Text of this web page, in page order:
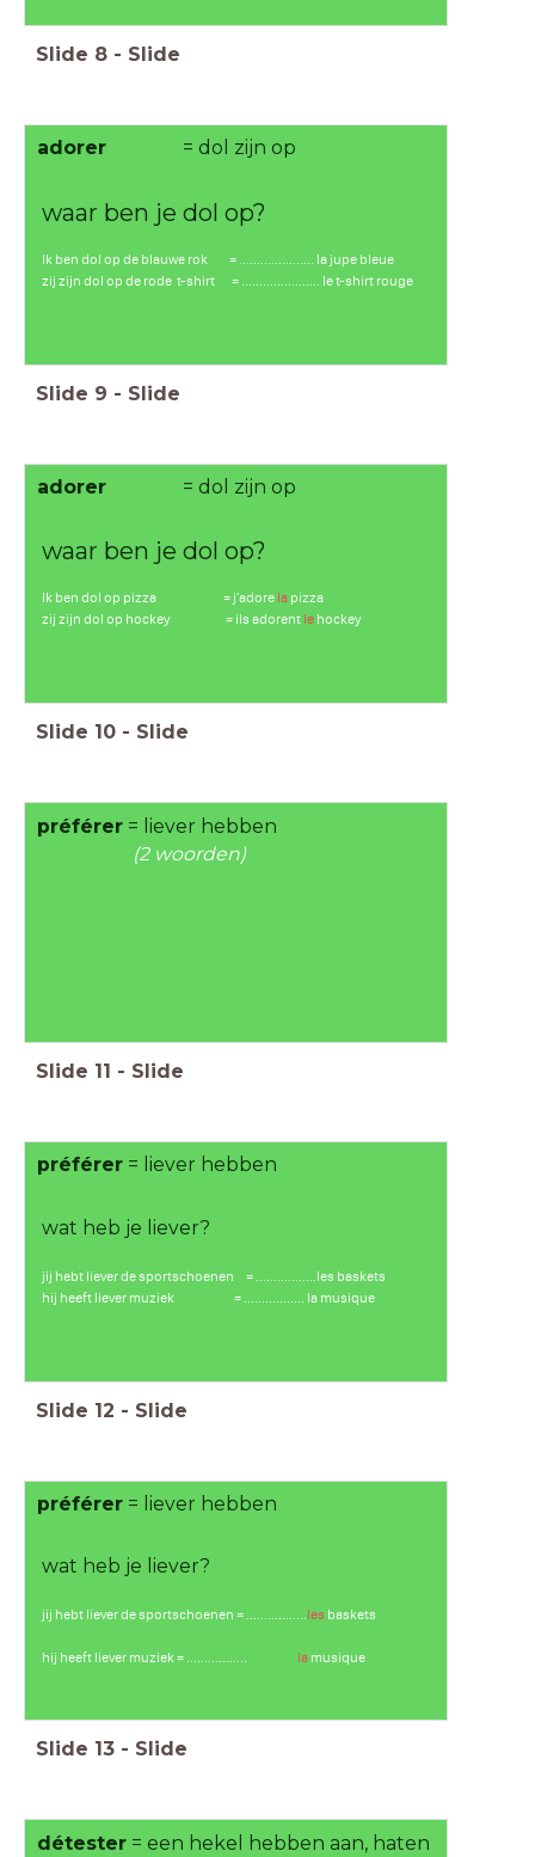
Slide 8 - Slide
waar ben je dol op?
Ik ben dol op de blauwe rok = ..................... la jupe bleue
zij zijn dol op de rode t-shirt = ...................... le t-shirt rouge
adorer = dol zijn op
Slide 9 - Slide
waar ben je dol op?
Ik ben dol op pizza = j'adore lapizza
zij zijn dol op hockey = ils adorent lehockey
adorer = dol zijn op
Slide 10 - Slide
préférer = liever hebben
(2 woorden)
Slide 11 - Slide
wat heb je liever?
jij hebt liever de sportschoenen = .................les baskets
hij heeft liever muziek = ................. la musique
préférer = liever hebben
Slide 12 - Slide
wat heb je liever?
jij hebt liever de sportschoenen = .................les baskets
hij heeft liever muziek = ................. lamusique
préférer = liever hebben
Slide 13 - Slide
détester = een hekel hebben aan, haten